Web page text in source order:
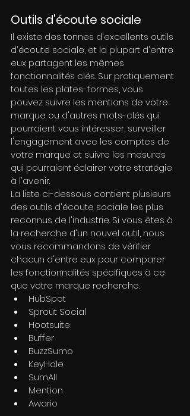
Outils d'écoute sociale
Il existe des tonnes d'excellents outils
d'écoute sociale, et la plupart d'entre
eux partagent les mêmes
fonctionnalités clés. Sur pratiquement
toutes les plates-formes, vous
pouvez suivre les mentions de votre
marque ou d'autres mots-clés qui
pourraient vous intéresser, surveiller
l'engagement avec les comptes de
votre marque et suivre les mesures
qui pourraient éclairer votre stratégie
à l'avenir.
La liste ci-dessous contient plusieurs
des outils d'écoute sociale les plus
reconnus de l'industrie. Si vous êtes à
la recherche d'un nouvel outil, nous
vous recommandons de vérifier
chacun d'entre eux pour comparer
les fonctionnalités spécifiques à ce
que votre marque recherche.
HubSpot
Sprout Social
Hootsuite
Buffer
BuzzSumo
KeyHole
SumAll
Mention
Awario